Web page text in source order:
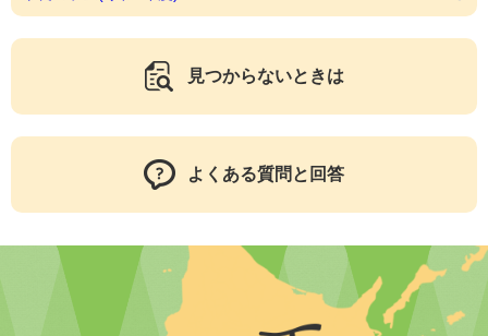
見つからないときは
よくある質問と回答